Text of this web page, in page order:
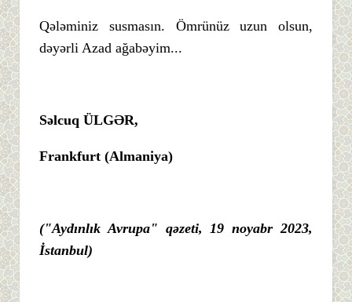
Qələminiz susmasın. Ömrünüz uzun olsun,
dəyərli Azad ağabəyim...
Səlcuq ÜLGƏR,
Frankfurt (Almaniya)
("Aydınlık Avrupa" qəzeti, 19 noyabr 2023,
İstanbul)